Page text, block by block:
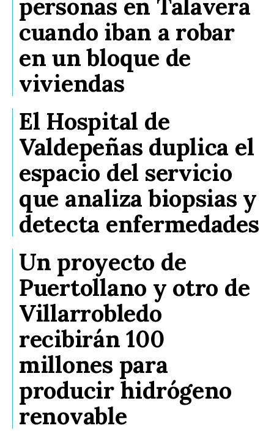
personas en Talavera
cuando iban a robar
en un bloque de
viviendas
El Hospital de
Valdepeñas duplica el
espacio del servicio
que analiza biopsias y
detecta enfermedades
Un proyecto de
Puertollano y otro de
Villarrobledo
recibirán 100
millones para
producir hidrógeno
renovable